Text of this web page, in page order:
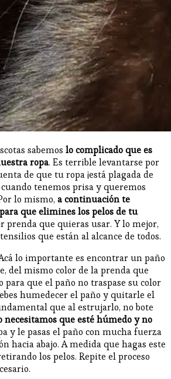
sabemos lo complicado que es
ropa. Es terrible levantarse por
de que tu ropa ¡está plagada de
cuando tenemos prisa y queremos
lo mismo, a continuación te
que elimines los pelos de tu
prenda que quieras usar. Y lo mejor,
que están al alcance de todos.
lo importante es encontrar un paño
del mismo color de la prenda que
para que el paño no traspase su color
humedecer el paño y quitarle el
que al estrujarlo, no bote
necesitamos que esté húmedo y no
y le pasas el paño con mucha fuerza
hacia abajo. A medida que hagas este
los pelos. Repite el proceso